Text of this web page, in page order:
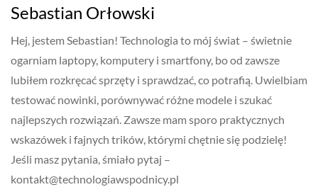
Sebastian Orłowski
Hej, jestem Sebastian! Technologia to mój świat – świetnie
ogarniam laptopy, komputery i smartfony, bo od zawsze
lubiłem rozkręcać sprzęty i sprawdzać, co potrafią. Uwielbiam
testować nowinki, porównywać różne modele i szukać
najlepszych rozwiązań. Zawsze mam sporo praktycznych
wskazówek i fajnych trików, którymi chętnie się podzielę!
Jeśli masz pytania, śmiało pytaj –
kontakt@technologiawspodnicy.pl